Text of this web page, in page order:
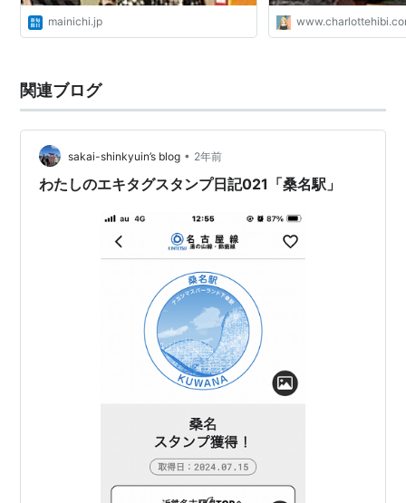
mainichi.jp
関連ブログ
sakai-shinkyuin’s blog • 2年前
わたしのエキタグスタンプ日記021「桑名駅」